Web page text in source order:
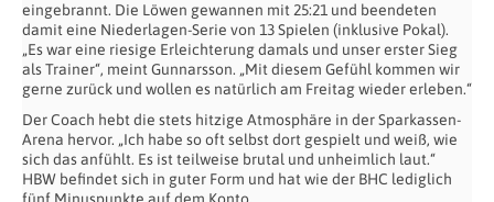
eingebrannt. Die Löwen gewannen mit 25:21 und beendeten
damit eine Niederlagen-Serie von 13 Spielen (inklusive Pokal).
„Es war eine riesige Erleichterung damals und unser erster Sieg
als Trainer“, meint Gunnarsson. „Mit diesem Gefühl kommen wir
gerne zurück und wollen es natürlich am Freitag wieder erleben.“
Der Coach hebt die stets hitzige Atmosphäre in der Sparkassen-
Arena hervor. „Ich habe so oft selbst dort gespielt und weiß, wie
sich das anfühlt. Es ist teilweise brutal und unheimlich laut.“
HBW befindet sich in guter Form und hat wie der BHC lediglich